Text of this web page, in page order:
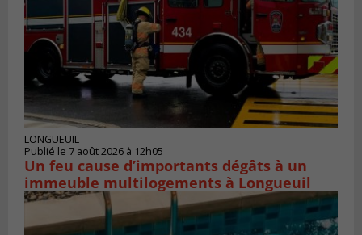
LONGUEUIL
Publié le 7 août 2026 à 12h05
Un feu cause d’importants dégâts à un
immeuble multilogements à Longueuil